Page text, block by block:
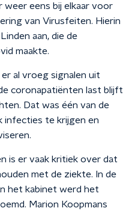
eens bij elkaar voor
van Virusfeiten. Hierin
aan, die de
maakte.
al vroeg signalen uit
coronapatiënten last blijft
Dat was één van de
infecties te krijgen en
is er vaak kritiek over dat
met de ziekte. In de
het kabinet werd het
Marion Koopmans